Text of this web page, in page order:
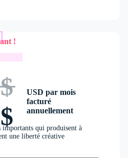
USD par mois
facturé
annuellement
importants qui produisent à
une liberté créative